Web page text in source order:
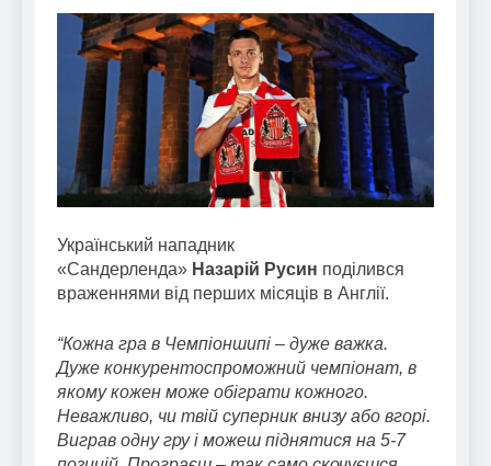
Український нападник
«Сандерленда» Назарій Русин поділився
враженнями від перших місяців в Англії.
“Кожна гра в Чемпіоншипі – дуже важка.
Дуже конкурентоспроможний чемпіонат, в
якому кожен може обіграти кожного.
Неважливо, чи твій суперник внизу або вгорі.
Виграв одну гру і можеш піднятися на 5-7